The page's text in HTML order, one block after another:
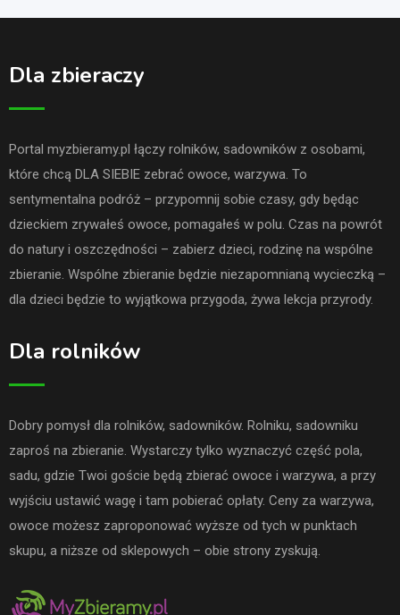
Dla zbieraczy
Portal myzbieramy.pl łączy rolników, sadowników z osobami,
które chcą DLA SIEBIE zebrać owoce, warzywa. To
sentymentalna podróż – przypomnij sobie czasy, gdy będąc
dzieckiem zrywałeś owoce, pomagałeś w polu. Czas na powrót
do natury i oszczędności – zabierz dzieci, rodzinę na wspólne
zbieranie. Wspólne zbieranie będzie niezapomnianą wycieczką –
dla dzieci będzie to wyjątkowa przygoda, żywa lekcja przyrody.
Dla rolników
Dobry pomysł dla rolników, sadowników. Rolniku, sadowniku
zaproś na zbieranie. Wystarczy tylko wyznaczyć część pola,
sadu, gdzie Twoi goście będą zbierać owoce i warzywa, a przy
wyjściu ustawić wagę i tam pobierać opłaty. Ceny za warzywa,
owoce możesz zaproponować wyższe od tych w punktach
skupu, a niższe od sklepowych – obie strony zyskują.